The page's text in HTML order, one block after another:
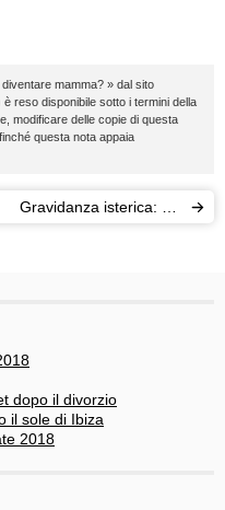
mamma? » dal sito
è reso disponibile sotto i termini della
modificare delle copie di questa
questa nota appaia
Gravidanza isterica: chi
dopo il divorzio
il sole di Ibiza
2018